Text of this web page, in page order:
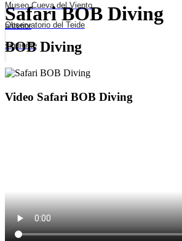
Museo Cueva del Viento
anterior
Observatorio del Teide
siguiente
Safari BOB Diving
BOB Diving
Video Safari BOB Diving